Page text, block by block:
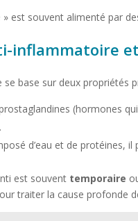
est souvent alimenté par
inflammatoire
base sur deux propriétés
(hormones
d’eau et de protéines,
est souvent temporaire
traiter la cause profonde